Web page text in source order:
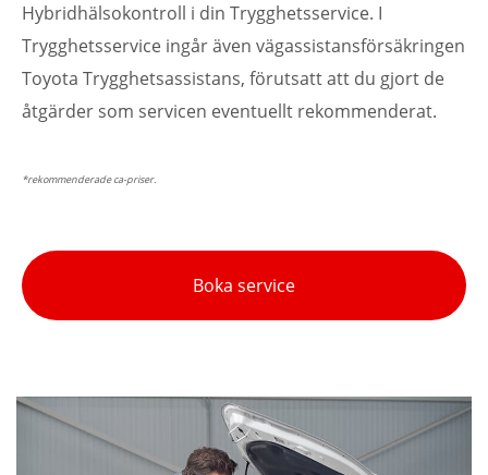
Hybridhälsokontroll i din Trygghetsservice. I
Trygghetsservice ingår även vägassistansförsäkringen
Toyota Trygghetsassistans, förutsatt att du gjort de
åtgärder som servicen eventuellt rekommenderat.
*rekommenderade ca-priser.
Boka service